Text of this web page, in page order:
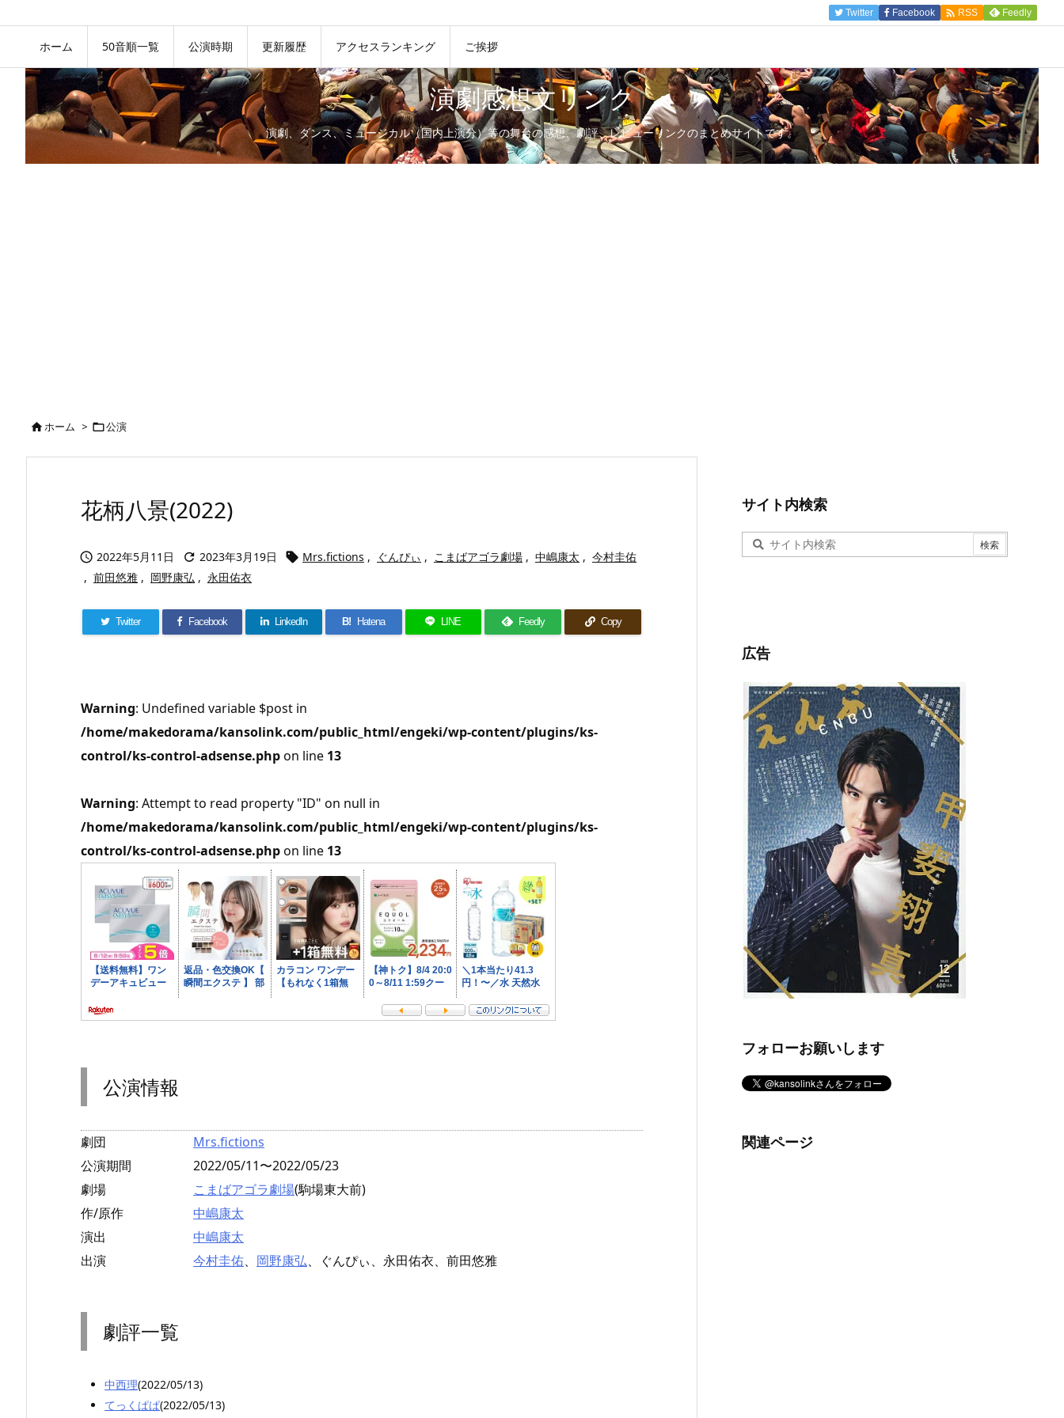
ホーム 50音順一覧 公演時期 更新履歴 アクセスランキング ご挨拶
Twitter Facebook  RSS Feedly
演劇感想文リンク
演劇、ダンス、ミュージカル（国内上演分）等の舞台の感想、劇評、レビューリンクのまとめサイトです。
ホーム > 公演
花柄八景(2022)
 2022年5月11日  2023年3月19日  Mrs.fictions , ぐんぴぃ , こまばアゴラ劇場 , 中嶋康太 , 今村圭佑
, 前田悠雅 , 岡野康弘 , 永田佑衣
Twitter Facebook LinkedIn B! Hatena LINE Feedly Copy
Warning: Undefined variable $post in
/home/makedorama/kansolink.com/public_html/engeki/wp-content/plugins/ks-
control/ks-control-adsense.phpon line 13
Warning: Attempt to read property "ID" on null in
/home/makedorama/kansolink.com/public_html/engeki/wp-content/plugins/ks-
control/ks-control-adsense.phpon line 13
公演情報
劇団
Mrs.fictions
公演期間
2022/05/11〜2022/05/23
劇場
こまばアゴラ劇場(駒場東大前)
作/原作
中嶋康太
演出
中嶋康太
出演
今村圭佑、 岡野康弘、ぐんぴぃ、永田佑衣、前田悠雅
劇評一覧
中西理(2022/05/13)
てっくぱぱ(2022/05/13)
サイト内検索
広告
フォローお願いします
関連ページ